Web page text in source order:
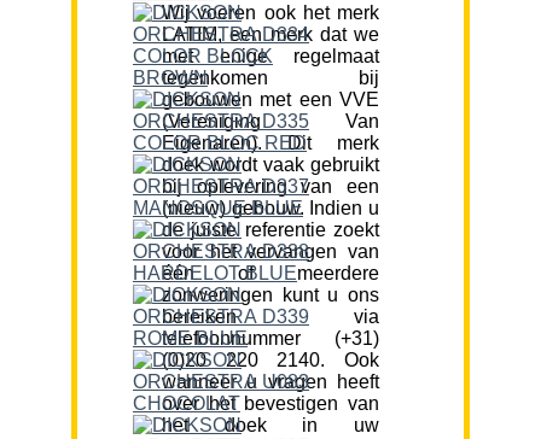
Wij voeren ook het merk
LATIM, een merk dat we
met enige regelmaat
tegenkomen bij
gebouwen met een VVE
(Vereniging Van
Eigenaren). Dit merk
doek wordt vaak gebruikt
bij oplevering van een
(nieuw) gebouw. Indien u
de juiste referentie zoekt
voor het vervangen van
één of meerdere
zonweringen kunt u ons
bereiken via
telefoonnummer (+31)
(0)20 220 2140. Ook
wanneer u vragen heeft
over het bevestigen van
het doek in uw